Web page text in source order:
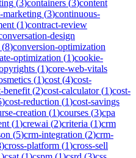
(3)containers (3)content
marketing (3)continuous-
(1)contract-review
design
(8)conversion-optimization
optimization (1)cookie-
(1)core-web-vitals
(1)cost (4)cost-
benefit (2)cost-calculator(1)cost-
)cost-reduction (1)cost-savings
creation (1)courses (3)cpa
(1)crewai (2)criteria (1)crm
(5)crm-integration (2)crm-
)cross-platform (1)cross-sell